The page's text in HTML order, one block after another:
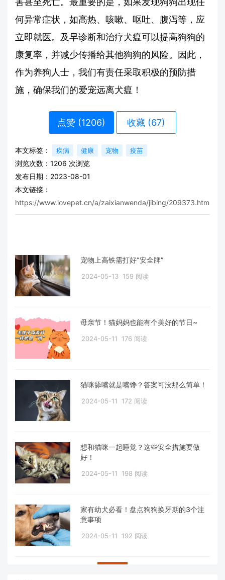
何异常症状，如高热、咳嗽、呕吐、腹泻等，应
立即就医。及早诊断和治疗犬瘟可以提高狗狗的
康复率，并减少传播给其他狗狗的风险。因此，
作为养狗人士，我们有责任采取积极的预防措
施，确保我们的爱宠远离犬瘟！
点赞 (1206) 收藏 (67)
本文标签： 疾病 健康 宠物 疫苗
浏览次数： 1206 次浏览
发布日期：2023-08-01
本文链接：
https://www.lovepet.cn/a/zaixianwenda/jibing/209373.html
宠物上高铁需打好“安全牌”
2024-05-13 159 阅读
母亲节！猫妈妈也能有个美好的节日~
2024-05-11 176 阅读
猫咪舔嘴就是嘴馋？答案可没那么简单！
2024-05-11 172 阅读
想和猫咪一起睡觉？这些安全措施要做
好！
2024-05-11 198 阅读
家有幼犬必看！盘点狗狗换牙期的3个注
意事项
2024-05-11 192 阅读